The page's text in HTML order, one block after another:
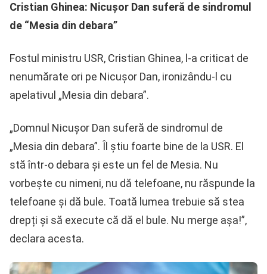
Cristian Ghinea: Nicușor Dan suferă de sindromul
de “Mesia din debara”
Fostul ministru USR, Cristian Ghinea, l-a criticat de
nenumărate ori pe Nicușor Dan, ironizându-l cu
apelativul „Mesia din debara”.
„Domnul Nicușor Dan suferă de sindromul de
„Mesia din debara”. Îl știu foarte bine de la USR. El
stă într-o debara și este un fel de Mesia. Nu
vorbește cu nimeni, nu dă telefoane, nu răspunde la
telefoane și dă bule. Toată lumea trebuie să stea
drepți și să execute că dă el bule. Nu merge așa!”,
declara acesta.